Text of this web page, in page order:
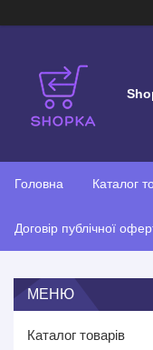
Головна Каталог
Договір публічної
Каталог товарів